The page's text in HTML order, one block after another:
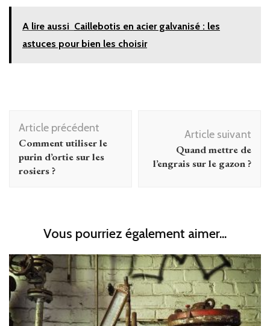
A lire aussi Caillebotis en acier galvanisé : les
astuces pour bien les choisir
Navigation
d'article
Article précédent
Comment utiliser le
purin d’ortie sur les
rosiers ?
Article suivant
Quand mettre de
l’engrais sur le gazon ?
Vous pourriez également aimer...